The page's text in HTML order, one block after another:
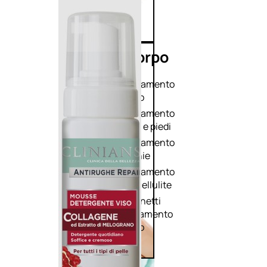
Corpo
Trattamento
corpo
Trattamento
mani e piedi
Trattamento
unghie
Trattamento
anticellulite
Cofanetti
trattamento
corpo